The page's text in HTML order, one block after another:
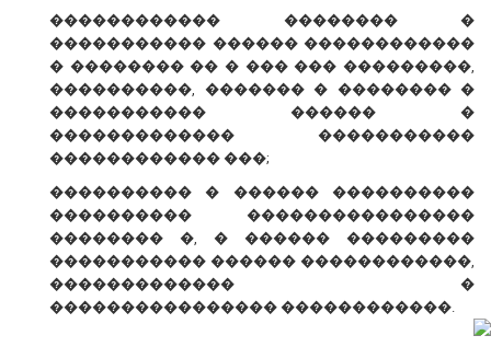
������������ �������� �
����������� ������ ������������
� �������� �� � ��� ��� ���������,
����������, ������� � �������� �
����������� ������ �
������������� �����������
������������ ���;
���������� � ������ ����������
���������� ����������������
�������� �, � ������ ���������
����������� ������ ������������,
������������� �
���������������� ������������.